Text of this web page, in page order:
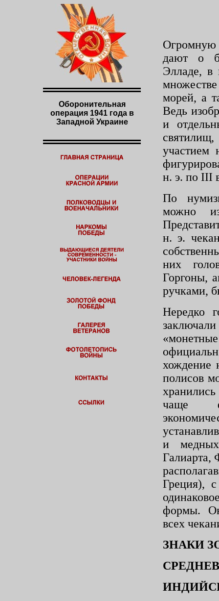
Оборонительная
операция 1941 года в
Западной Украине
дают о
Элладе, в
морей, а
Ведь
и
участием
н. э. по III
По
можно
н. э.
них
Горгоны,
ручками,
Нередко
хождение
полисов
чаще
и
Галиарта,
Греция),
формы.
всех
ЗНАКИ